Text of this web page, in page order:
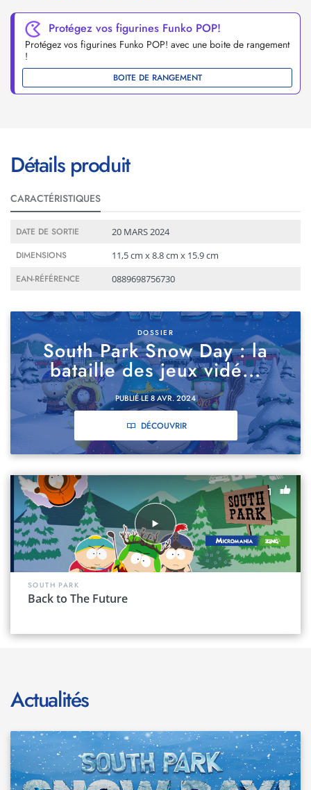
Protégez vos figurines Funko POP!
Protégez vos figurines Funko POP! avec une boite de rangement
!
BOITE DE RANGEMENT
Détails produit
CARACTÉRISTIQUES
Détails produit
DATE DE SORTIE
20 MARS 2024
DIMENSIONS
11,5 cm x 8.8 cm x 15.9 cm
EAN-RÉFÉRENCE
0889698756730
DOSSIER
South Park Snow Day : la
bataille des jeux vidé...
PUBLIÉ LE 8 AVR. 2024
DÉCOUVRIR
1
SOUTH PARK
Back to The Future
Actualités